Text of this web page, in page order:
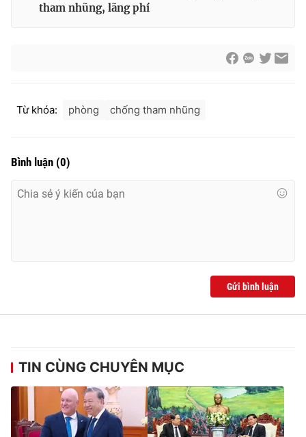
tham nhũng, lãng phí
Từ khóa: phòng chống tham nhũng
Bình luận (0)
Gửi bình luận
TIN CÙNG CHUYÊN MỤC